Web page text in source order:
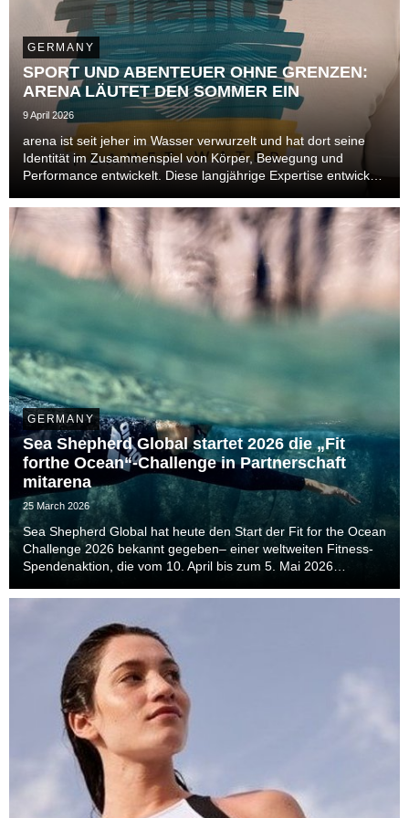
GERMANY
SPORT UND ABENTEUER OHNE GRENZEN:
ARENA LÄUTET DEN SOMMER EIN
9 April 2026
arena ist seit jeher im Wasser verwurzelt und hat dort seine
Identität im Zusammenspiel von Körper, Bewegung und
Performance entwickelt. Diese langjährige Expertise entwickelt
neuen Bereichen. Auch im Leisure- un...
GERMANY
Sea Shepherd Global startet 2026 die „Fit
forthe Ocean“-Challenge in Partnerschaft
mitarena
25 March 2026
Sea Shepherd Global hat heute den Start der Fit for the Ocean
Challenge 2026 bekannt gegeben– einer weltweiten Fitness-
Spendenaktion, die vom 10. April bis zum 5. Mai 2026
dazu ein, ihre persönlichen Fitnesszie...